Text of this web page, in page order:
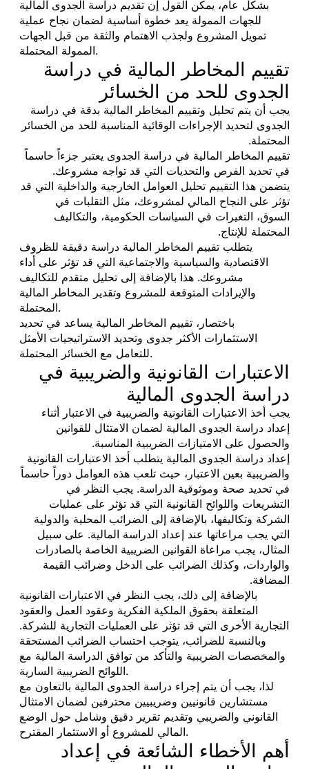
بشكل عام، يمكن القول إن تقديم دراسة الجدوى المالية
للجهات الممولة يعد خطوة أساسية لضمان نجاح عملية
تمويل المشروع ولجذب الاهتمام والثقة من قبل الجهات
الممولة المحتملة.
تقييم المخاطر المالية في دراسة
الجدوى للحد من الخسائر
يجب أن يتم تحليل وتقييم المخاطر المالية بدقة في دراسة
الجدوى لتحديد الإجراءات الوقائية المناسبة للحد من الخسائر
المحتملة.
تقييم المخاطر المالية في دراسة الجدوى يعتبر جزءاً حاسماً
في تحديد الفرص والتحديات التي قد تواجه مشروعك.
يتضمن هذا التقييم تحليل العوامل الخارجية والداخلية التي قد
تؤثر على النجاح المالي لمشروعك، مثل التقلبات في
السوق، التغيرات في السياسات الحكومية، والتكاليف
المحتملة للإنتاج.
يتطلب تقييم المخاطر المالية دراسة دقيقة للظروف
الاقتصادية والسياسية والاجتماعية التي قد تؤثر على أداء
مشروعك. هذا بالإضافة إلى تحليل متقدم للتكاليف
والإيرادات المتوقعة للمشروع وتقدير المخاطر المالية
المحتملة.
باختصار، تقييم المخاطر المالية يساعد في تحديد
الاستثمارات الأكثر جدوى وتحديد الاستراتيجيات الأمثل
للتعامل مع الخسائر المحتملة.
الاعتبارات القانونية والضريبية في
دراسة الجدوى المالية
يجب أخذ الاعتبارات القانونية والضريبية في الاعتبار أثناء
إعداد دراسة الجدوى المالية لضمان الامتثال للقوانين
والحصول على الامتيازات الضريبية المناسبة.
إعداد دراسة الجدوى المالية يتطلب أخذ الاعتبارات القانونية
والضريبية بعين الاعتبار، حيث تلعب هذه العوامل دوراً حاسماً
في تحديد صحة وموثوقية الدراسة. يجب النظر في
التشريعات واللوائح القانونية التي قد تؤثر على عمليات
الشركة وتكاليفها، بالإضافة إلى الضرائب المحلية والدولية
التي يجب مراعاتها عند إعداد الدراسة المالية. على سبيل
المثال، يجب مراعاة القوانين الضريبية الخاصة بالصادرات
والواردات، وكذلك الضرائب على الدخل وضرائب القيمة
المضافة.
بالإضافة إلى ذلك، يجب النظر في الاعتبارات القانونية
المتعلقة بحقوق الملكية الفكرية وعقود العمل والعقود
التجارية الأخرى التي قد تؤثر على العمليات التجارية للشركة.
وبالنسبة للضرائب، يتوجب احتساب الضرائب المستحقة
والمخصصات الضريبية والتأكد من توافق الدراسة المالية مع
اللوائح الضريبية السارية.
لذا، يجب أن يتم إجراء دراسة الجدوى المالية بالتعاون مع
مستشارين قانونيين وضريبيين محترفين لضمان الامتثال
القانوني والضريبي وتقديم تقرير دقيق وشامل حول الوضع
المالي للمشروع أو الاستثمار المقترح.
أهم الأخطاء الشائعة في إعداد